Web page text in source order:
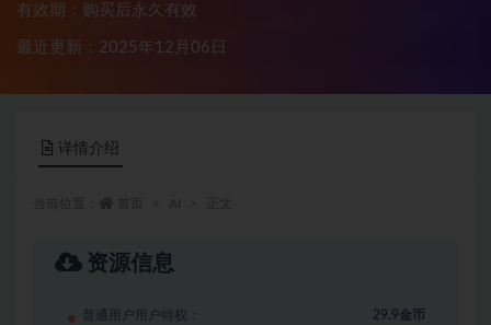
有效期：购买后永久有效
最近更新：2025年12月06日
详情介绍
资源信息
普通用户用户特权： 29.9金币